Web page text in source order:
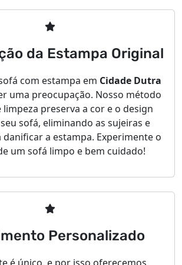
da Estampa Original
com estampa em Cidade Dutra
uma preocupação. Nosso método
limpeza preserva a cor e o design
sofá, eliminando as sujeiras e
danificar a estampa. Experimente o
um sofá limpo e bem cuidado!
Personalizado